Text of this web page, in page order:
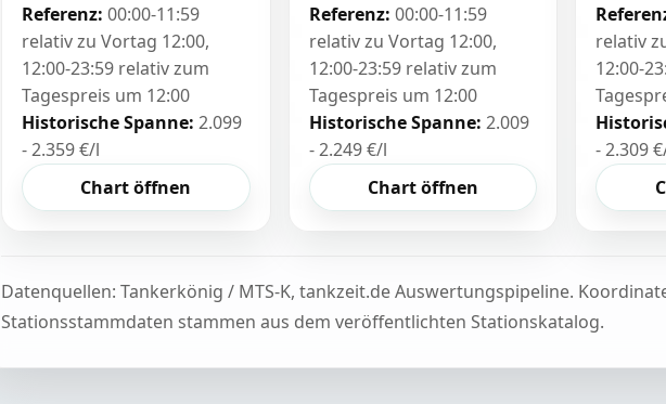
Referenz: 00:00-11:59
relativ zu Vortag 12:00,
12:00-23:59 relativ zum
Tagespreis um 12:00
Historische Spanne: 2.099
- 2.359 €/l
Chart öffnen
Referenz: 00:00-11:59
relativ zu Vortag 12:00,
12:00-23:59 relativ zum
Tagespreis um 12:00
Historische Spanne: 2.009
- 2.249 €/l
Chart öffnen
relativ
12:00-
- 2.309
Datenquellen: Tankerkönig / MTS-K, tankzeit.de Auswertungspipeline.
Stationsstammdaten stammen aus dem veröffentlichten Stationskatalog.